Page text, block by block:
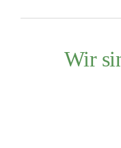
Wir